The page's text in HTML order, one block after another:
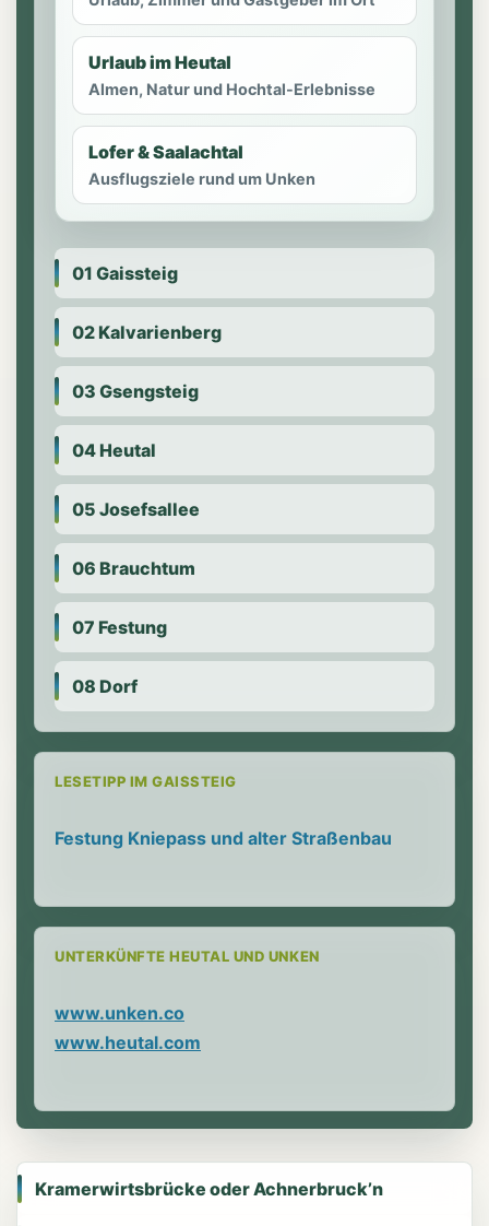
Urlaub im Heutal
Almen, Natur und Hochtal-Erlebnisse
Lofer & Saalachtal
Ausflugsziele rund um Unken
01 Gaissteig
02 Kalvarienberg
03 Gsengsteig
04 Heutal
05 Josefsallee
06 Brauchtum
07 Festung
08 Dorf
LESETIPP IM GAISSTEIG
Festung Kniepass und alter Straßenbau
UNTERKÜNFTE HEUTAL UND UNKEN
www.unken.co
www.heutal.com
Kramerwirtsbrücke oder Achnerbruck’n